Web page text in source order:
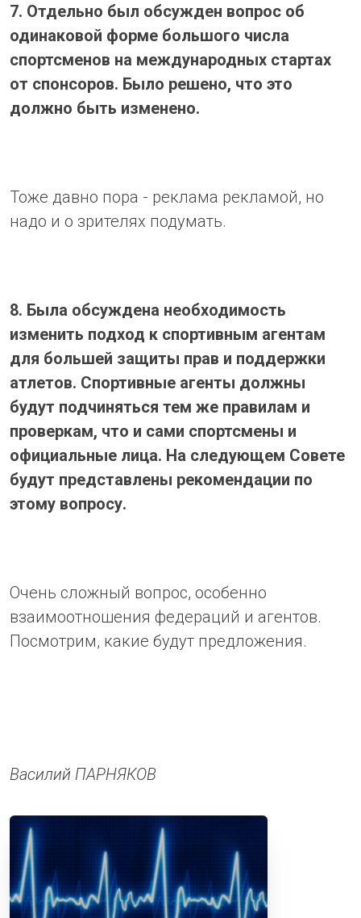
7. Отдельно был обсужден вопрос об
одинаковой форме большого числа
спортсменов на международных стартах
от спонсоров. Было решено, что это
должно быть изменено.
Тоже давно пора - реклама рекламой, но
надо и о зрителях подумать.
8. Была обсуждена необходимость
изменить подход к спортивным агентам
для большей защиты прав и поддержки
атлетов. Спортивные агенты должны
будут подчиняться тем же правилам и
проверкам, что и сами спортсмены и
официальные лица. На следующем Совете
будут представлены рекомендации по
этому вопросу.
Очень сложный вопрос, особенно
взаимоотношения федераций и агентов.
Посмотрим, какие будут предложения.
Василий ПАРНЯКОВ